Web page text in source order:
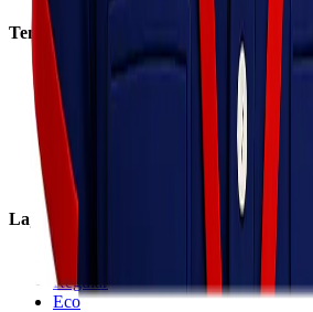
Tentang Kami
Tentang Kami
Visi & Misi
Sosial Perusahaan
Karir
Cabang
Informasi
Layanan
Express
Regular
Eco